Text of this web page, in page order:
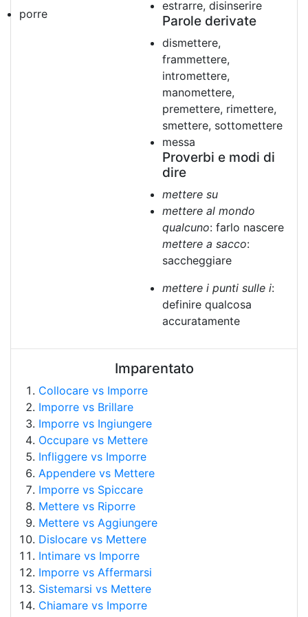
porre
estrarre, disinserire
Parole derivate
dismettere,
frammettere,
intromettere,
manomettere,
premettere, rimettere,
smettere, sottomettere
messa
Proverbi e modi di
dire
mettere su
mettere al mondo
qualcuno: farlo nascere
mettere a sacco:
saccheggiare
mettere i punti sulle i:
definire qualcosa
accuratamente
Imparentato
Collocare vs Imporre
Imporre vs Brillare
Imporre vs Ingiungere
Occupare vs Mettere
Infliggere vs Imporre
Appendere vs Mettere
Imporre vs Spiccare
Mettere vs Riporre
Mettere vs Aggiungere
Dislocare vs Mettere
Intimare vs Imporre
Imporre vs Affermarsi
Sistemarsi vs Mettere
Chiamare vs Imporre